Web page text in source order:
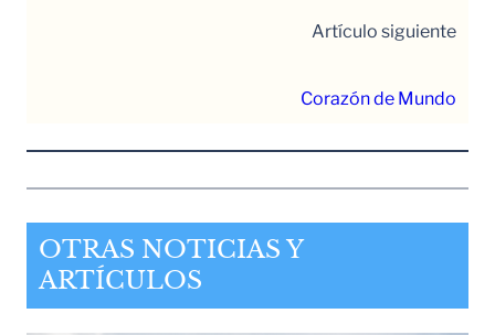
Artículo siguiente
Corazón de Mundo
OTRAS NOTICIAS Y
ARTÍCULOS